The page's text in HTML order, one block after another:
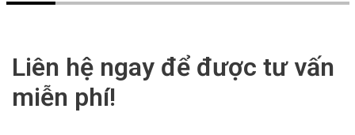
Liên hệ ngay để được tư vấn
miễn phí!